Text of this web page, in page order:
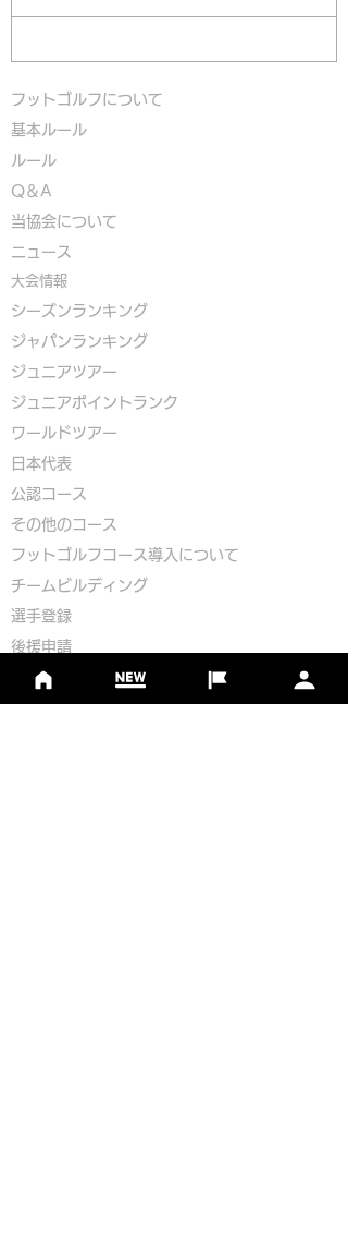
フットゴルフについて
基本ルール
ルール
Q＆A
​当協会について
​ニュース
大会情報
シーズンランキング
ジャパンランキング
ジュニアツアー
ジュニアポイントランク
​ワールドツアー
​​日本代表
公認コース
​その他のコース
​ フットゴルフコース導入について
​チームビルディング
選手登録​
​後援申請
​イベント依頼
プライバシーポリシー